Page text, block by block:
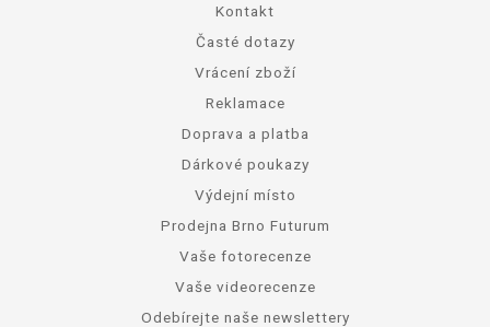
Kontakt
Časté dotazy
Vrácení zboží
Reklamace
Doprava a platba
Dárkové poukazy
Výdejní místo
Prodejna Brno Futurum
Vaše fotorecenze
Vaše videorecenze
Odebírejte naše newslettery